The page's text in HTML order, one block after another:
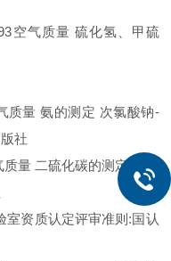
空气质量 硫化氢、甲硫
质量 氨的测定 次氯酸钠-
社
质量 二硫化碳的测定 二乙
室资质认定评审准则 :国认